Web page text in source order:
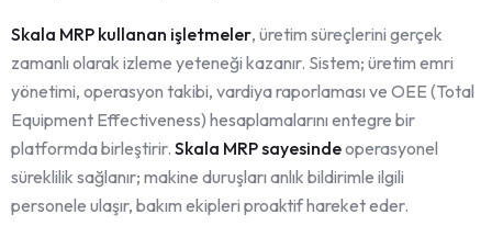
Skala MRP kullanan işletmeler, üretim süreçlerini gerçek
zamanlı olarak izleme yeteneği kazanır. Sistem; üretim emri
yönetimi, operasyon takibi, vardiya raporlaması ve OEE (Total
Equipment Effectiveness) hesaplamalarını entegre bir
platformda birleştirir. Skala MRP sayesindeoperasyonel
süreklilik sağlanır; makine duruşları anlık bildirimle ilgili
personele ulaşır, bakım ekipleri proaktif hareket eder.